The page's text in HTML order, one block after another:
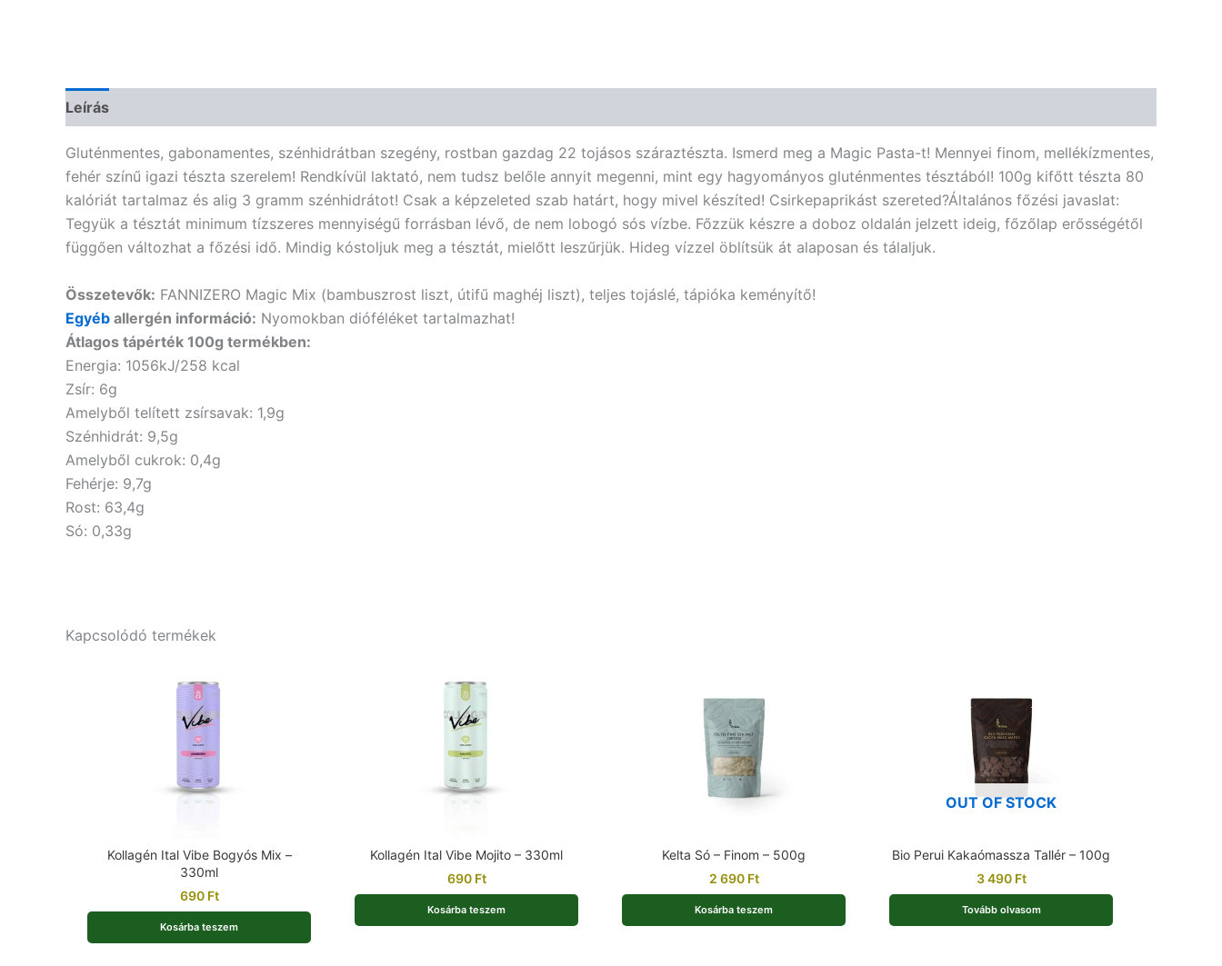
Leírás
Gluténmentes, gabonamentes, szénhidrátban szegény, rostban gazdag 22 tojásos száraztészta. Ismerd meg a Magic Pasta-t! Mennyei finom, mellékízmentes,
fehér színű igazi tészta szerelem! Rendkívül laktató, nem tudsz belőle annyit megenni, mint egy hagyományos gluténmentes tésztából! 100g kifőtt tészta 80
kalóriát tartalmaz és alig 3 gramm szénhidrátot! Csak a képzeleted szab határt, hogy mivel készíted! Csirkepaprikást szereted?Általános főzési javaslat:
Tegyük a tésztát minimum tízszeres mennyiségű forrásban lévő, de nem lobogó sós vízbe. Főzzük készre a doboz oldalán jelzett ideig, főzőlap erősségétől
függően változhat a főzési idő. Mindig kóstoljuk meg a tésztát, mielőtt leszűrjük. Hideg vízzel öblítsük át alaposan és tálaljuk.
Összetevők: FANNIZERO Magic Mix (bambuszrost liszt, útifű maghéj liszt), teljes tojáslé, tápióka keményítő!
Egyéb allergén információ: Nyomokban dióféléket tartalmazhat!
Átlagos tápérték 100g termékben:
Energia: 1056kJ/258 kcal
Zsír: 6g
Amelyből telített zsírsavak: 1,9g
Szénhidrát: 9,5g
Amelyből cukrok: 0,4g
Fehérje: 9,7g
Rost: 63,4g
Só: 0,33g
Kapcsolódó termékek
Kollagén Ital Vibe Bogyós Mix –
330ml
690 Ft
Kosárba teszem
Kollagén Ital Vibe Mojito – 330ml
690 Ft
Kosárba teszem
Kelta Só – Finom – 500g
2 690 Ft
Kosárba teszem
OUT OF STOCK
Bio Perui Kakaómassza Tallér – 100g
3 490 Ft
Tovább olvasom